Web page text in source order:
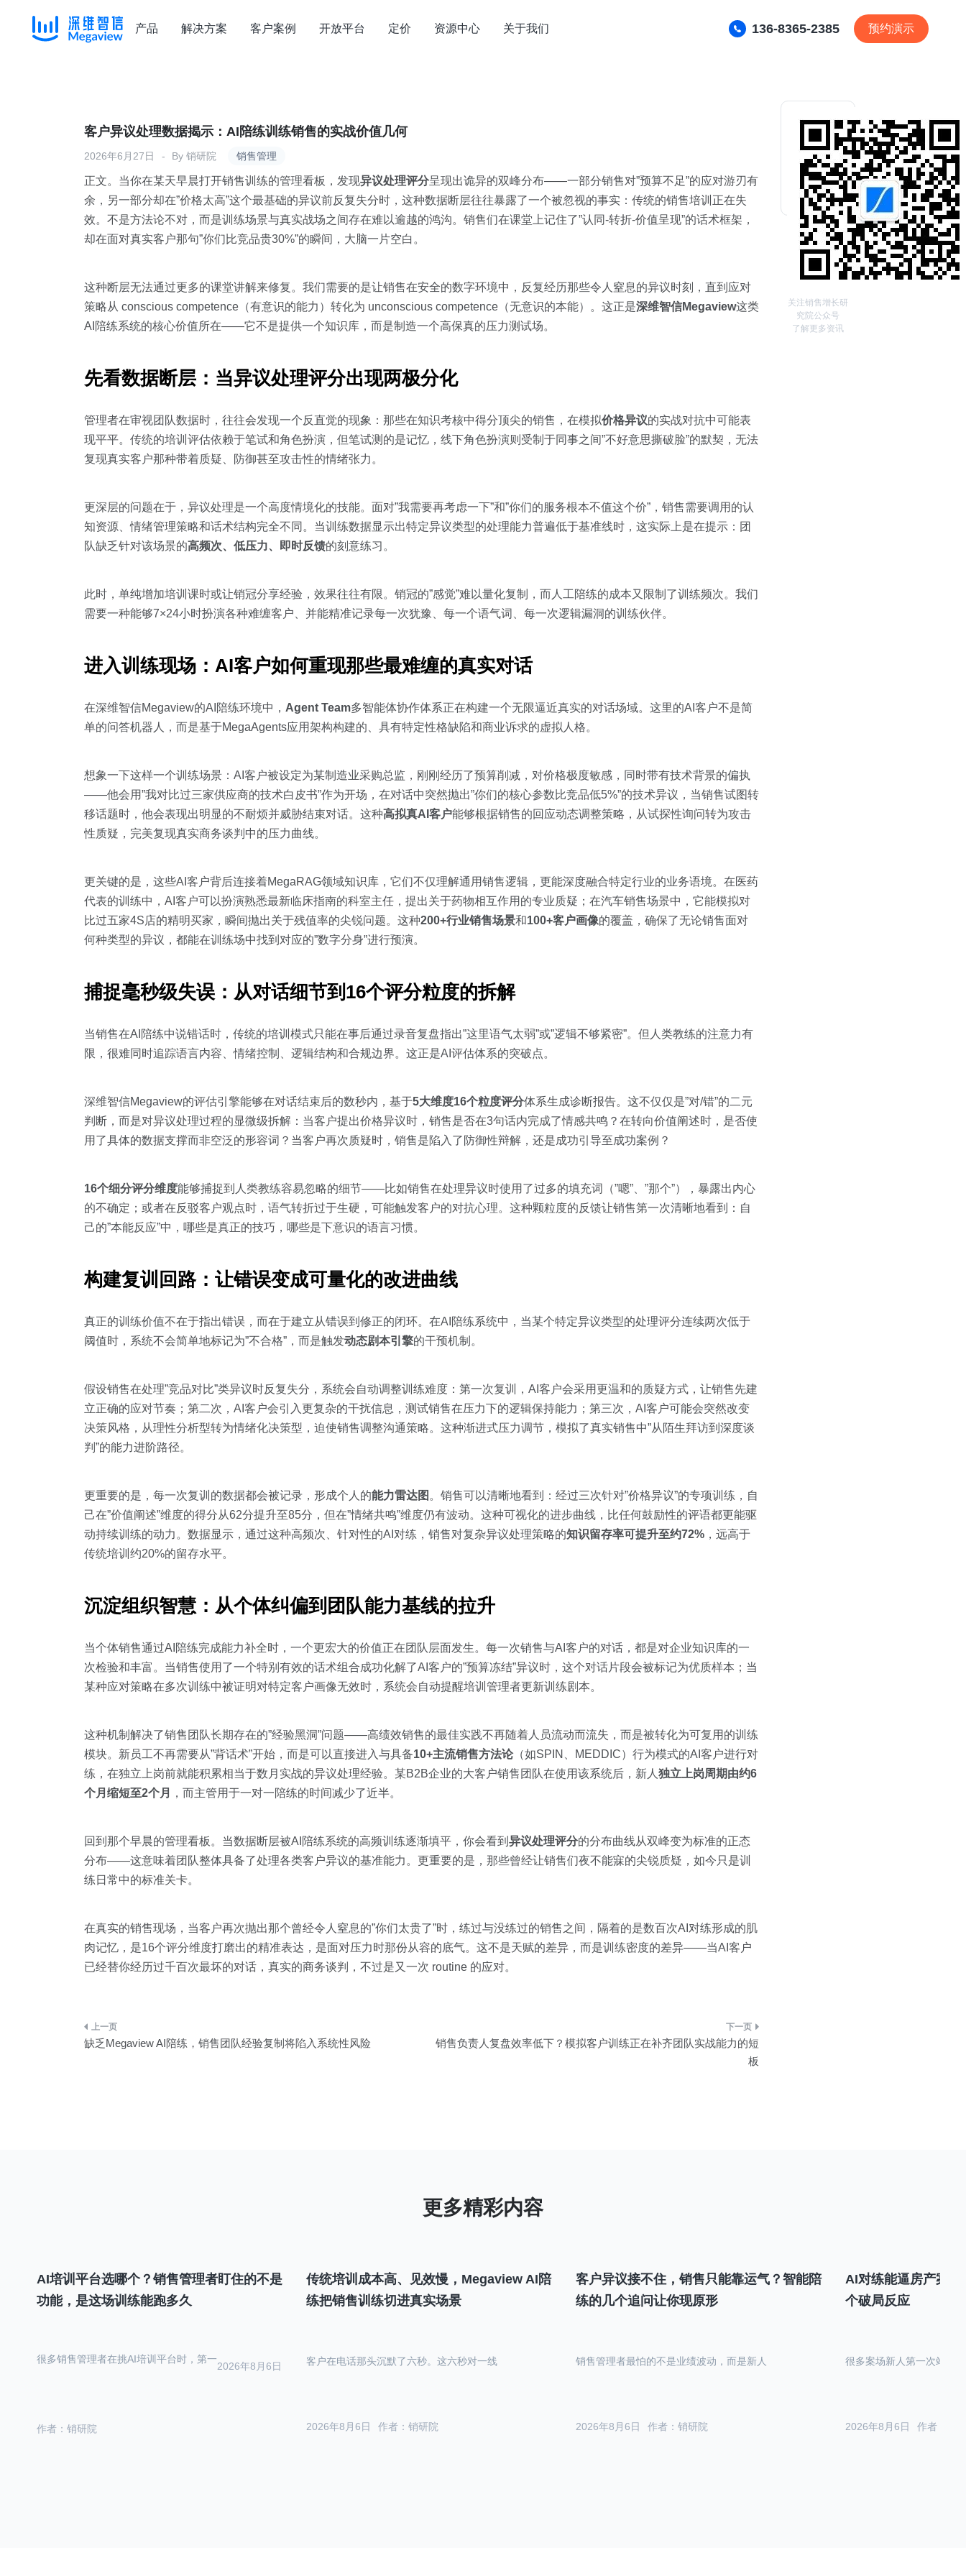
产品 解决方案 客户案例 开放平台 定价 资源中心 关于我们 136-8365-2385 预约演示
销售管理
客户异议处理数据揭示：AI陪练训练销售的实战价值几何
2026年6月27日 By 销研院
正文。当你在某天早晨打开销售训练的管理看板，发现异议处理评分呈现出诡异的双峰分布——一部分销售对”预算不足”的应对游刃有
余，另一部分却在”价格太高”这个最基础的异议前反复失分时，这种数据断层往往暴露了一个被忽视的事实：传统的销售培训正在失
效。不是方法论不对，而是训练场景与真实战场之间存在难以逾越的鸿沟。销售们在课堂上记住了”认同-转折-价值呈现”的话术框架，
却在面对真实客户那句”你们比竞品贵30%”的瞬间，大脑一片空白。
这种断层无法通过更多的课堂讲解来修复。我们需要的是让销售在安全的数字环境中，反复经历那些令人窒息的异议时刻，直到应对
策略从 conscious competence（有意识的能力）转化为 unconscious competence（无意识的本能）。这正是深维智信Megaview这类
AI陪练系统的核心价值所在——它不是提供一个知识库，而是制造一个高保真的压力测试场。
先看数据断层：当异议处理评分出现两极分化
管理者在审视团队数据时，往往会发现一个反直觉的现象：那些在知识考核中得分顶尖的销售，在模拟价格异议的实战对抗中可能表
现平平。传统的培训评估依赖于笔试和角色扮演，但笔试测的是记忆，线下角色扮演则受制于同事之间”不好意思撕破脸”的默契，无法
复现真实客户那种带着质疑、防御甚至攻击性的情绪张力。
更深层的问题在于，异议处理是一个高度情境化的技能。面对”我需要再考虑一下”和”你们的服务根本不值这个价”，销售需要调用的认
知资源、情绪管理策略和话术结构完全不同。当训练数据显示出特定异议类型的处理能力普遍低于基准线时，这实际上是在提示：团
队缺乏针对该场景的高频次、低压力、即时反馈的刻意练习。
此时，单纯增加培训课时或让销冠分享经验，效果往往有限。销冠的”感觉”难以量化复制，而人工陪练的成本又限制了训练频次。我们
需要一种能够7×24小时扮演各种难缠客户、并能精准记录每一次犹豫、每一个语气词、每一次逻辑漏洞的训练伙伴。
进入训练现场：AI客户如何重现那些最难缠的真实对话
在深维智信Megaview的AI陪练环境中， Agent Team多智能体协作体系正在构建一个无限逼近真实的对话场域。这里的AI客户不是简
单的问答机器人，而是基于MegaAgents应用架构构建的、具有特定性格缺陷和商业诉求的虚拟人格。
想象一下这样一个训练场景：AI客户被设定为某制造业采购总监，刚刚经历了预算削减，对价格极度敏感，同时带有技术背景的偏执
——他会用”我对比过三家供应商的技术白皮书”作为开场，在对话中突然抛出”你们的核心参数比竞品低5%”的技术异议，当销售试图转
移话题时，他会表现出明显的不耐烦并威胁结束对话。这种高拟真AI客户能够根据销售的回应动态调整策略，从试探性询问转为攻击
性质疑，完美复现真实商务谈判中的压力曲线。
更关键的是，这些AI客户背后连接着MegaRAG领域知识库，它们不仅理解通用销售逻辑，更能深度融合特定行业的业务语境。在医药
代表的训练中，AI客户可以扮演熟悉最新临床指南的科室主任，提出关于药物相互作用的专业质疑；在汽车销售场景中，它能模拟对
比过五家4S店的精明买家，瞬间抛出关于残值率的尖锐问题。这种200+行业销售场景和100+客户画像的覆盖，确保了无论销售面对
何种类型的异议，都能在训练场中找到对应的”数字分身”进行预演。
捕捉毫秒级失误：从对话细节到16个评分粒度的拆解
当销售在AI陪练中说错话时，传统的培训模式只能在事后通过录音复盘指出”这里语气太弱”或”逻辑不够紧密”。但人类教练的注意力有
限，很难同时追踪语言内容、情绪控制、逻辑结构和合规边界。这正是AI评估体系的突破点。
深维智信Megaview的评估引擎能够在对话结束后的数秒内，基于5大维度16个粒度评分体系生成诊断报告。这不仅仅是”对/错”的二元
判断，而是对异议处理过程的显微级拆解：当客户提出价格异议时，销售是否在3句话内完成了情感共鸣？在转向价值阐述时，是否使
用了具体的数据支撑而非空泛的形容词？当客户再次质疑时，销售是陷入了防御性辩解，还是成功引导至成功案例？
16个细分评分维度能够捕捉到人类教练容易忽略的细节——比如销售在处理异议时使用了过多的填充词（”嗯”、”那个”），暴露出内心
的不确定；或者在反驳客户观点时，语气转折过于生硬，可能触发客户的对抗心理。这种颗粒度的反馈让销售第一次清晰地看到：自
己的”本能反应”中，哪些是真正的技巧，哪些是下意识的语言习惯。
构建复训回路：让错误变成可量化的改进曲线
真正的训练价值不在于指出错误，而在于建立从错误到修正的闭环。在AI陪练系统中，当某个特定异议类型的处理评分连续两次低于
阈值时，系统不会简单地标记为”不合格”，而是触发动态剧本引擎的干预机制。
假设销售在处理”竞品对比”类异议时反复失分，系统会自动调整训练难度：第一次复训，AI客户会采用更温和的质疑方式，让销售先建
立正确的应对节奏；第二次，AI客户会引入更复杂的干扰信息，测试销售在压力下的逻辑保持能力；第三次，AI客户可能会突然改变
决策风格，从理性分析型转为情绪化决策型，迫使销售调整沟通策略。这种渐进式压力调节，模拟了真实销售中”从陌生拜访到深度谈
判”的能力进阶路径。
更重要的是，每一次复训的数据都会被记录，形成个人的能力雷达图 。销售可以清晰地看到：经过三次针对”价格异议”的专项训练，自
己在”价值阐述”维度的得分从62分提升至85分，但在”情绪共鸣”维度仍有波动。这种可视化的进步曲线，比任何鼓励性的评语都更能驱
动持续训练的动力。数据显示，通过这种高频次、针对性的AI对练，销售对复杂异议处理策略的知识留存率可提升至约72% ，远高于
传统培训约20%的留存水平。
沉淀组织智慧：从个体纠偏到团队能力基线的拉升
当个体销售通过AI陪练完成能力补全时，一个更宏大的价值正在团队层面发生。每一次销售与AI客户的对话，都是对企业知识库的一
次检验和丰富。当销售使用了一个特别有效的话术组合成功化解了AI客户的”预算冻结”异议时，这个对话片段会被标记为优质样本；当
某种应对策略在多次训练中被证明对特定客户画像无效时，系统会自动提醒培训管理者更新训练剧本。
这种机制解决了销售团队长期存在的”经验黑洞”问题——高绩效销售的最佳实践不再随着人员流动而流失，而是被转化为可复用的训练
模块。新员工不再需要从”背话术”开始，而是可以直接进入与具备10+主流销售方法论（如SPIN、MEDDIC）行为模式的AI客户进行对
练，在独立上岗前就能积累相当于数月实战的异议处理经验。某B2B企业的大客户销售团队在使用该系统后，新人 独立上岗周期由约6
个月缩短至2个月
，而主管用于一对一陪练的时间减少了近半。
回到那个早晨的管理看板。当数据断层被AI陪练系统的高频训练逐渐填平，你会看到 异议处理评分的分布曲线从双峰变为标准的正态
分布——这意味着团队整体具备了处理各类客户异议的基准能力。更重要的是，那些曾经让销售们夜不能寐的尖锐质疑，如今只是训
练日常中的标准关卡。
在真实的销售现场，当客户再次抛出那个曾经令人窒息的”你们太贵了”时，练过与没练过的销售之间，隔着的是数百次AI对练形成的肌
肉记忆，是16个评分维度打磨出的精准表达，是面对压力时那份从容的底气。这不是天赋的差异，而是训练密度的差异——当AI客户
已经替你经历过千百次最坏的对话，真实的商务谈判，不过是又一次 routine 的应对。
文
缺乏Megaview AI陪练，销售团队经验复制将陷入系统性风险
销售负责人复盘效率低下？模拟客户训练正在补齐团队实战能力的短
板
关注销售增长研
究院公众号
了解更多资讯
AI培训平台选哪个？销售管理者盯住的不是
功能，是这场训练能跑多久
作者：销研院
2026年8月6日
很多销售管理者在挑AI培训平台时，第一
传统培训成本高、见效慢，Megaview AI陪
练把销售训练切进真实场景
作者：销研院
2026年8月6日
客户在电话那头沉默了六秒。这六秒对一线
客户异议接不住，销售只能靠运气？智能陪
练的几个追问让你现原形
作者：销研院
2026年8月6日
销售管理者最怕的不是业绩波动，而是新人
AI对练能逼房产案
个破局反应
作者：销
2026年8月6日
很多案场新人第一次站在